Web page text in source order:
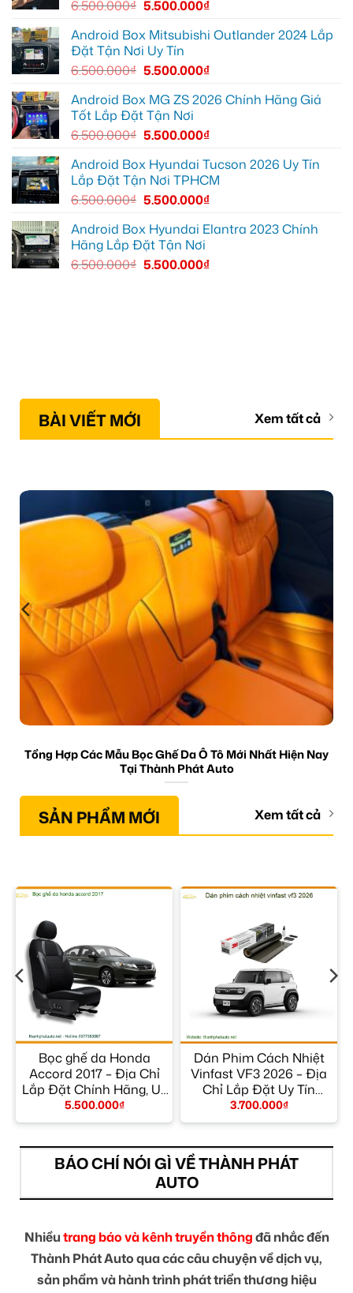
YouTube
và
dẫn
EX2
Quận
để
cao
nghiệm
lái
6.500.000₫ 5.500.000₫
Android Box Mitsubishi Outlander 2024 Lắp
Đặt Tận Nơi Uy Tín
6.500.000₫ 5.500.000₫
Android Box MG ZS 2026 Chính Hãng Giá
Tốt Lắp Đặt Tận Nơi
6.500.000₫ 5.500.000₫
Android Box Hyundai Tucson 2026 Uy Tín
Lắp Đặt Tận Nơi TPHCM
6.500.000₫ 5.500.000₫
Android Box Hyundai Elantra 2023 Chính
Hãng Lắp Đặt Tận Nơi
6.500.000₫ 5.500.000₫
BÀI VIẾT MỚI Xem tất cả
Tổng Hợp Các Mẫu Bọc Ghế Da Ô Tô Mới Nhất Hiện Nay
Tại Thành Phát Auto
SẢN PHẨM MỚI Xem tất cả
Bọc ghế da Honda
Accord 2017 – Địa Chỉ
Lắp Đặt Chính Hãng, Uy
Tín TPHCM
5.500.000₫
Dán Phim Cách Nhiệt
Vinfast VF3 2026 – Địa
Chỉ Lắp Đặt Uy Tín
TPHCM
3.700.000₫
BÁO CHÍ NÓI GÌ VỀ THÀNH PHÁT
AUTO
Nhiềutrang báo và kênh truyền thôngđã nhắc đến
Thành Phát Auto qua các câu chuyện về dịch vụ,
sản phẩm và hành trình phát triển thương hiệu